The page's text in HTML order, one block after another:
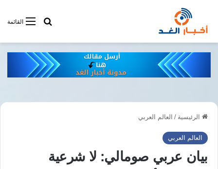
القائمةأبحت فى
الرئيسية / العالم العربي
العالم العربي
بيان عربي صومالي: لا شرعية